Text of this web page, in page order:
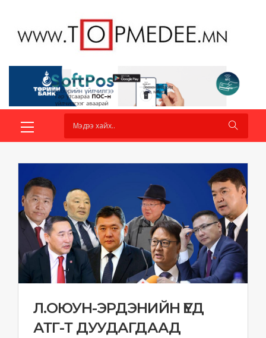
Л.ОЮУН-ЭРДЭНИЙН ҮЕД
АТГ-Т ДУУДАГДААД